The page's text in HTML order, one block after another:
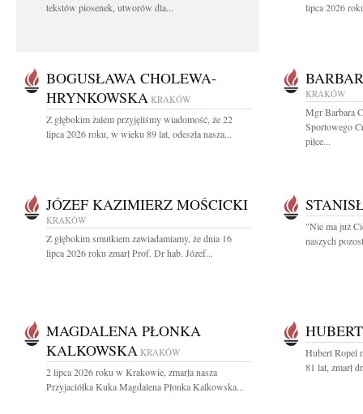
tekstów piosenek, utworów dla...
lipca 2026
BOGUSŁAWA CHOLEWA-
HRYNKOWSKA KRAKÓW
Z głębokim żalem przyjęliśmy wiadomość, że 22
lipca 2026 roku, w wieku 89 lat, odeszła nasza...
KRAKÓW
Mgr Barbara
Sportowego
piłce...
JÓZEF KAZIMIERZ MOŚCICKI
KRAKÓW
Z głębokim smutkiem zawiadamiamy, że dnia 16
lipca 2026 roku zmarł Prof. Dr hab. Józef...
"Nie ma już
naszych
MAGDALENA PŁONKA
KALKOWSKA KRAKÓW
2 lipca 2026 roku w Krakowie, zmarła nasza
Przyjaciółka Kuka Magdalena Płonka Kalkowska...
Hubert Ropel
81 lat, zmarł